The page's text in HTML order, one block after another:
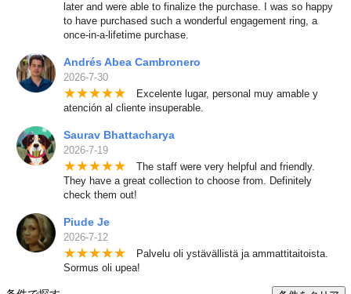
later and were able to finalize the purchase. I was so happy
to have purchased such a wonderful engagement ring, a
once-in-a-lifetime purchase.
Andrés Abea Cambronero
2026-7-30
★★★★★ Excelente lugar, personal muy amable y
atención al cliente insuperable.
Saurav Bhattacharya
2026-7-19
★★★★★ The staff were very helpful and friendly.
They have a great collection to choose from. Definitely
check them out!
Piude Je
2026-7-12
★★★★★ Palvelu oli ystävällistä ja ammattitaitoista.
Sormus oli upea!